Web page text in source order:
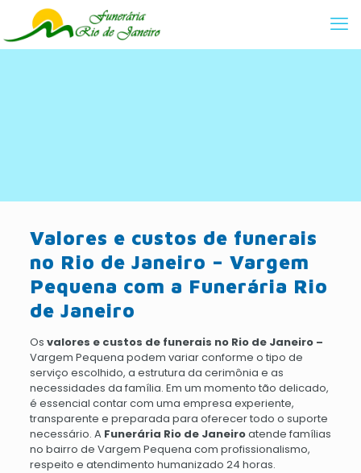
Valores e custos de funerais
no Rio de Janeiro – Vargem
Pequena com a Funerária Rio
de Janeiro
Os valores e custos de funerais no Rio de Janeiro –
Vargem Pequena podem variar conforme o tipo de
serviço escolhido, a estrutura da cerimônia e as
necessidades da família. Em um momento tão delicado,
é essencial contar com uma empresa experiente,
transparente e preparada para oferecer todo o suporte
necessário. A Funerária Rio de Janeiroatende famílias
no bairro de Vargem Pequena com profissionalismo,
respeito e atendimento humanizado 24 horas.